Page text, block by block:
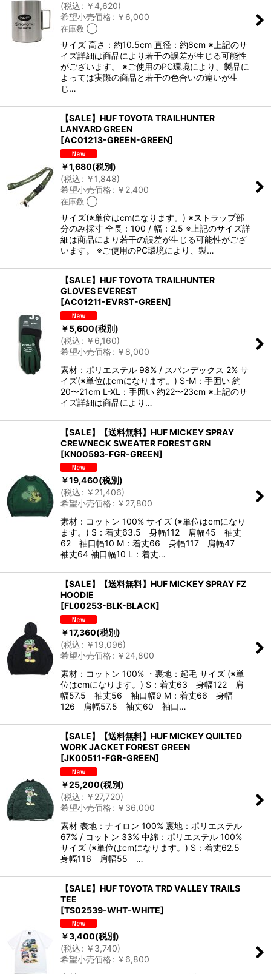
(税込: ￥4,620)
希望小売価格: ￥ 6,000
在庫数 ◯
サイズ 高さ：約10.5cm 直径：約8cm ※上記のサ
イズ詳細は商品により若干の誤差が生じる可能性
がございます。 ※ご使用のPC環境により、製品に
よっては実際の商品と若干の色合いの違いが生
じ…
【SALE】HUF TOYOTA TRAILHUNTER
LANYARD GREEN
[AC01213-GREEN-GREEN]
￥1,680(税別)
(税込: ￥ 1,848)
希望小売価格: ￥ 2,400
在庫数 ◯
サイズ(※単位はcmになります。) ※ストラップ部
分のみ採寸 全長：100 / 幅：2.5 ※上記のサイズ詳
細は商品により若干の誤差が生じる可能性がござ
います。 ※ご使用のPC環境により、製…
【SALE】HUF TOYOTA TRAILHUNTER
GLOVES EVEREST
[AC01211-EVRST-GREEN]
￥5,600(税別)
(税込: ￥ 6,160)
希望小売価格: ￥ 8,000
素材：ポリエステル 98% / スパンデックス 2% サ
イズ(※単位はcmになります。) S-M：手囲い 約
20〜21cm L-XL：手囲い 約22〜23cm ※上記のサ
イズ詳細は商品により…
【SALE】【送料無料】HUF MICKEY SPRAY
CREWNECK SWEATER FOREST GRN
[KN00593-FGR-GREEN]
￥19,460(税別)
(税込: ￥ 21,406)
希望小売価格: ￥ 27,800
素材：コットン 100% サイズ (※単位はcmになり
ます。) S：着丈63.5 身幅112 肩幅45 袖丈
62 袖口幅10 M：着丈66 身幅117 肩幅47
袖丈64 袖口幅10 L：着丈…
【SALE】【送料無料】HUF MICKEY SPRAY FZ
HOODIE
[FL00253-BLK-BLACK]
￥17,360(税別)
(税込: ￥ 19,096)
希望小売価格: ￥ 24,800
素材：コットン 100% ・裏地：起毛 サイズ (※単
位はcmになります。) S：着丈63 身幅122 肩
幅57.5 袖丈56 袖口幅9 M：着丈66 身幅
126 肩幅57.5 袖丈60 袖口…
【SALE】【送料無料】HUF MICKEY QUILTED
WORK JACKET FOREST GREEN
[JK00511-FGR-GREEN]
￥25,200(税別)
(税込: ￥ 27,720)
希望小売価格: ￥ 36,000
素材 表地：ナイロン 100% 裏地：ポリエステル
67% / コットン 33% 中綿：ポリエステル 100%
サイズ (※単位はcmになります。) S：着丈62.5
身幅116 肩幅55 …
【SALE】HUF TOYOTA TRD VALLEY TRAILS
TEE
[TS02539-WHT-WHITE]
￥3,400(税別)
(税込: ￥ 3,740)
希望小売価格: ￥ 6,800